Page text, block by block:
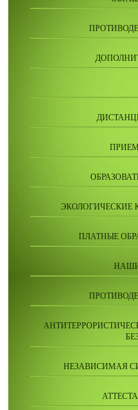
ПРИЕМ
ЭКОЛОГИЧЕСКИЕ
ПЛАТНЫЕ
НЕЗАВИСИМАЯ